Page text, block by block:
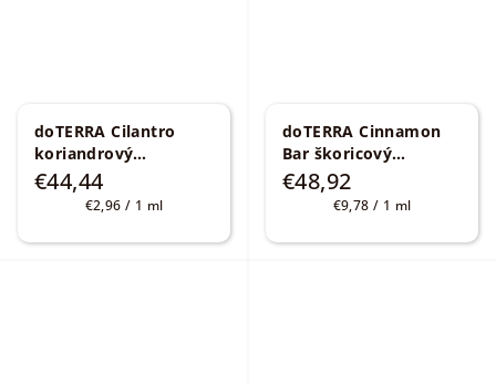
doTERRA Cilantro
koriandrový
esenciálny olej 15 ml
Coriandrum sativum
€44,44
Jednotková
€2,96 / 1 ml
doTERRA Cinnamon
Bar škoricový
esenciálny olej 5 ml
Cinnamomum
€48,92
Jednotková
€9,78 / 1 ml